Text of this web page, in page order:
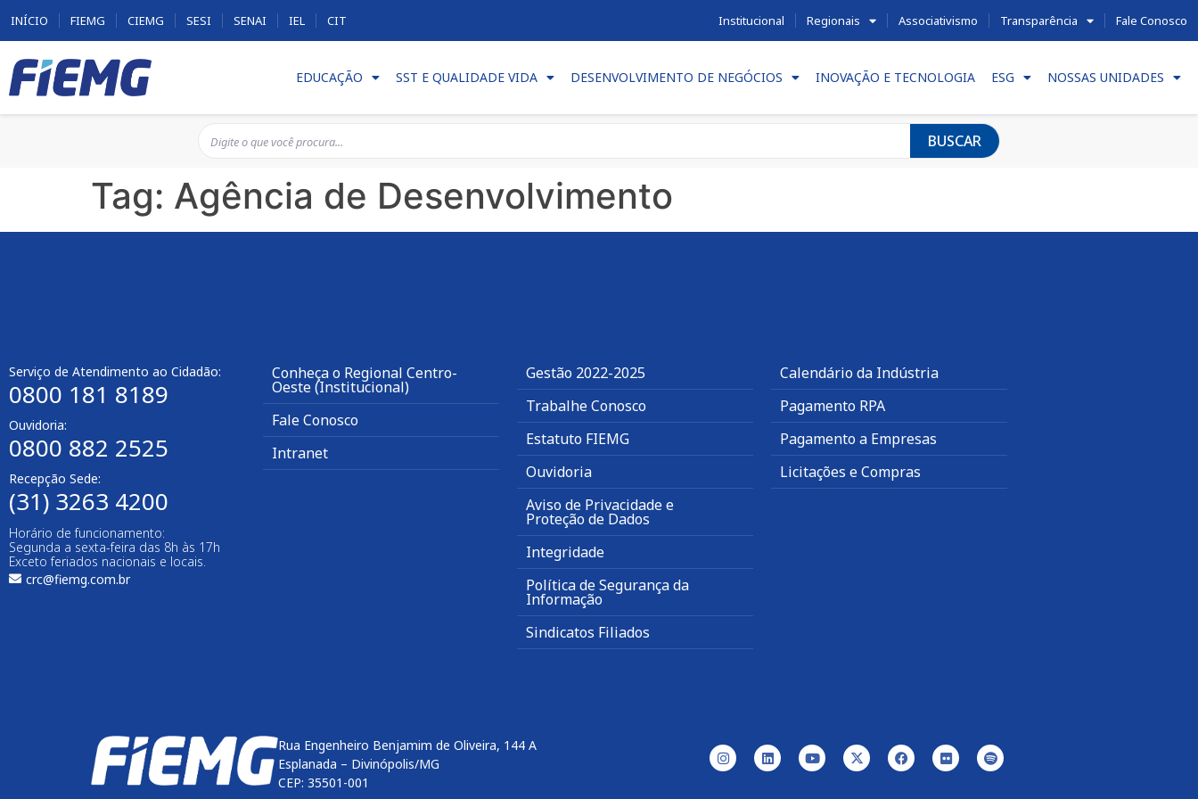
INÍCIO FIEMG CIEMG SESI SENAI IEL CIT Institucional Regionais Associativismo Transparência Fale Conosco
EDUCAÇÃO SST E QUALIDADE VIDA DESENVOLVIMENTO DE NEGÓCIOS INOVAÇÃO E TECNOLOGIA ESG NOSSAS UNIDADES
BUSCAR
Tag: Agência de Desenvolvimento
Serviço de Atendimento ao Cidadão:
0800 181 8189
Ouvidoria:
0800 882 2525
Recepção Sede:
(31) 3263 4200
Horário de funcionamento:
Segunda a sexta-feira das 8h às 17h
Exceto feriados nacionais e locais.
crc@fiemg.com.br
Conheça o Regional Centro-
Oeste (Institucional)
Fale Conosco
Intranet
Gestão 2022-2025
Trabalhe Conosco
Estatuto FIEMG
Ouvidoria
Aviso de Privacidade e
Proteção de Dados
Integridade
Política de Segurança da
Informação
Sindicatos Filiados
Calendário da Indústria
Pagamento RPA
Pagamento a Empresas
Licitações e Compras
Rua Engenheiro Benjamim de Oliveira, 144 A
Esplanada – Divinópolis/MG
CEP: 35501-001